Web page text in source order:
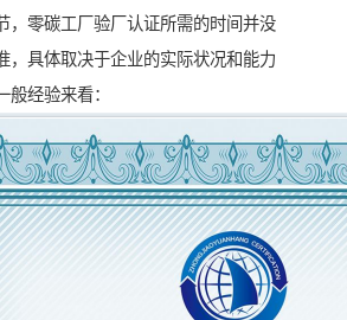
，零碳工厂验厂认证所需的时间并没
，具体取决于企业的实际状况和能力
般经验来看：